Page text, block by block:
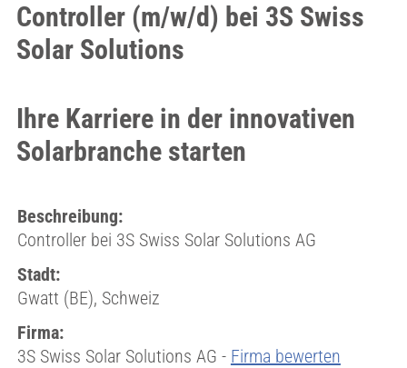
Controller (m/w/d) bei 3S Swiss
Solar Solutions
Ihre Karriere in der innovativen
Solarbranche starten
Beschreibung:
Controller bei 3S Swiss Solar Solutions AG
Stadt:
Gwatt (BE), Schweiz
Firma:
3S Swiss Solar Solutions AG - Firma bewerten